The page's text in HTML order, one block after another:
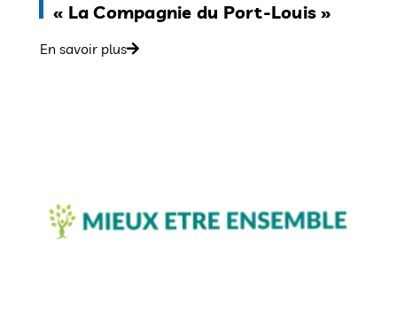
« La Compagnie du Port-Louis »
En savoir plus